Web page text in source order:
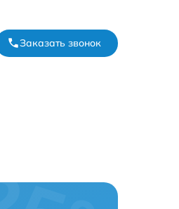
Заказать звонок